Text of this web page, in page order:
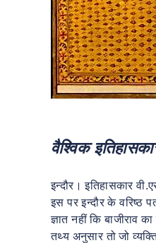
वैश्विक
इन्दौर। इतिहासकार
इस पर इन्दौर के वरिष्ठ
ज्ञात नहीं कि
तथ्य अनुसार तो जो